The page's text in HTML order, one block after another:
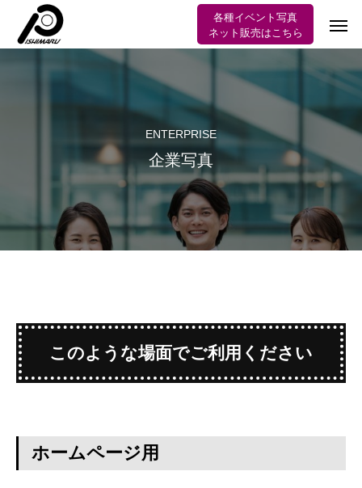
各種イベント写真
ネット販売はこちら
ENTERPRISE
企業写真
このような場面でご利用ください
ホームページ用